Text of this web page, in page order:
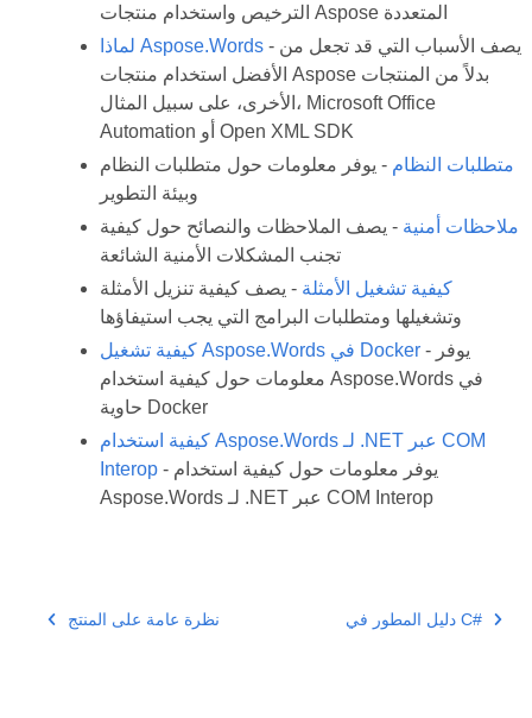
الترخيص واستخدام منتجات Aspose المتعددة
لماذا Aspose.Words- يصف الأسباب التي قد تجعل من
الأفضل استخدام منتجات Aspose بدلاً من المنتجات
الأخرى، على سبيل المثال، Microsoft Office
Automation أو Open XML SDK
متطلبات النظام - يوفر معلومات حول متطلبات النظام
وبيئة التطوير
ملاحظات أمنية - يصف الملاحظات والنصائح حول كيفية
تجنب المشكلات الأمنية الشائعة
كيفية تشغيل الأمثلة - يصف كيفية تنزيل الأمثلة
وتشغيلها ومتطلبات البرامج التي يجب استيفاؤها
كيفية تشغيل Aspose.Words في Docker- يوفر
معلومات حول كيفية استخدام Aspose.Words في
حاوية Docker
كيفية استخدام Aspose.Words لـ .NET عبر COM
Interop- يوفر معلومات حول كيفية استخدام
Aspose.Words لـ .NET عبر COM Interop
نظرة عامة على المنتج دليل المطور في C#